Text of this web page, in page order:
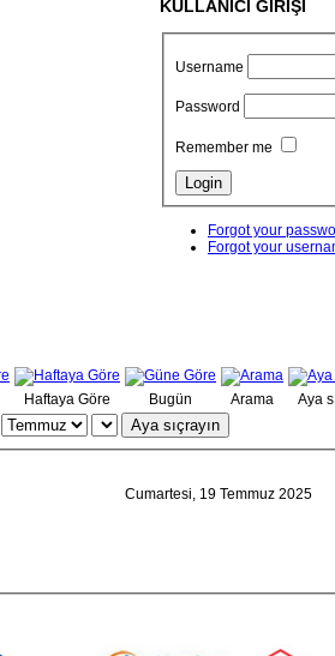
KULLANICI GİRİŞİ
Username
Password
Remember me
Forgot your
Forgot your
Haftaya Göre Bugün Arama Aya
Aya sıçrayın
Cumartesi, 19 Temmuz 2025